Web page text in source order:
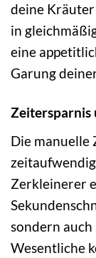
deine Kräuter
in
eine
Garung
Die manuelle
Zerkleinerer
sondern auch
Wesentliche